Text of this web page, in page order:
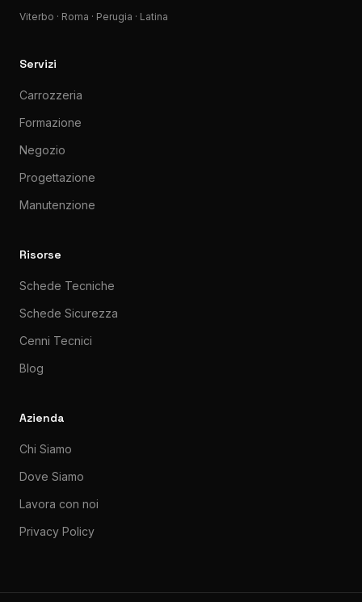
Viterbo · Roma · Perugia · Latina
Servizi
Carrozzeria
Formazione
Negozio
Progettazione
Manutenzione
Risorse
Schede Tecniche
Schede Sicurezza
Cenni Tecnici
Blog
Azienda
Chi Siamo
Dove Siamo
Lavora con noi
Privacy Policy